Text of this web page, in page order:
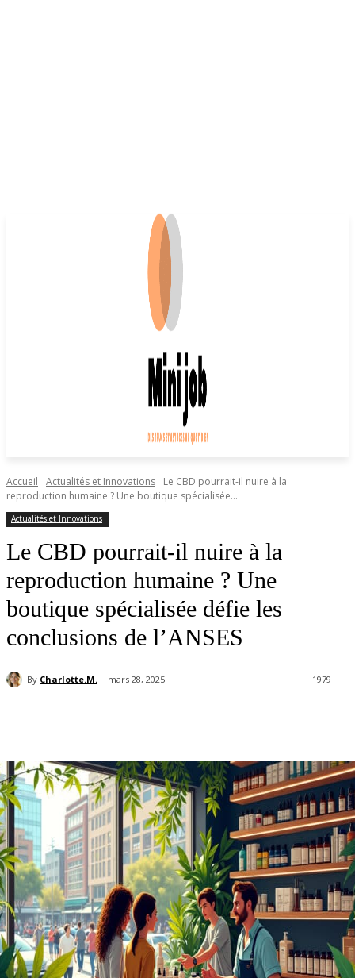
Accueil Actualités et Innovations
Le CBD pourrait-il nuire à la
reproduction humaine ? Une boutique spécialisée...
Actualités et Innovations
Le CBD pourrait-il nuire à la
reproduction humaine ? Une
boutique spécialisée défie les
conclusions de l’ANSES
By Charlotte.M. mars 28, 2025 1979